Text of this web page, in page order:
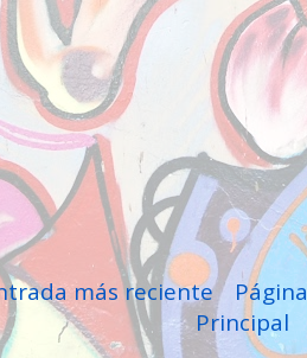
más reciente
Página
Principal